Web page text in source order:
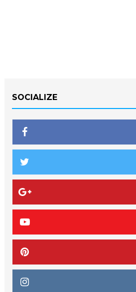
SOCIALIZE